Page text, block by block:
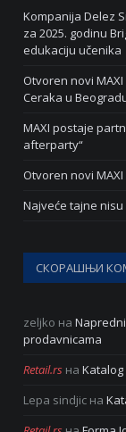
Kompanija Delez
za 2025. godinu
edukaciju učenika
Otvoren novi
Ceraka u
MAXI postaje
afterparty“
Otvoren novi
Najveće tajne
СКОРАШЊИ
zeljko на
prodavnicama
Retail.rs на
Lepa sindjic на